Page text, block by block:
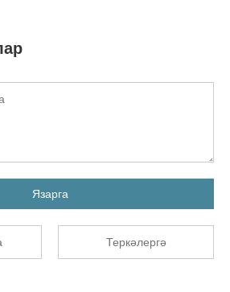
Язарга
Теркәлергә